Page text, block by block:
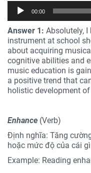
Trình
phát
thanh
00:00
Answer 1: Absolutely,
instrument at school
about acquiring
cognitive abilities and
music education is
a positive trend that
holistic development
Enhance (Verb)
Định nghĩa: Tăng
hoặc mức độ của cái
Example: Reading